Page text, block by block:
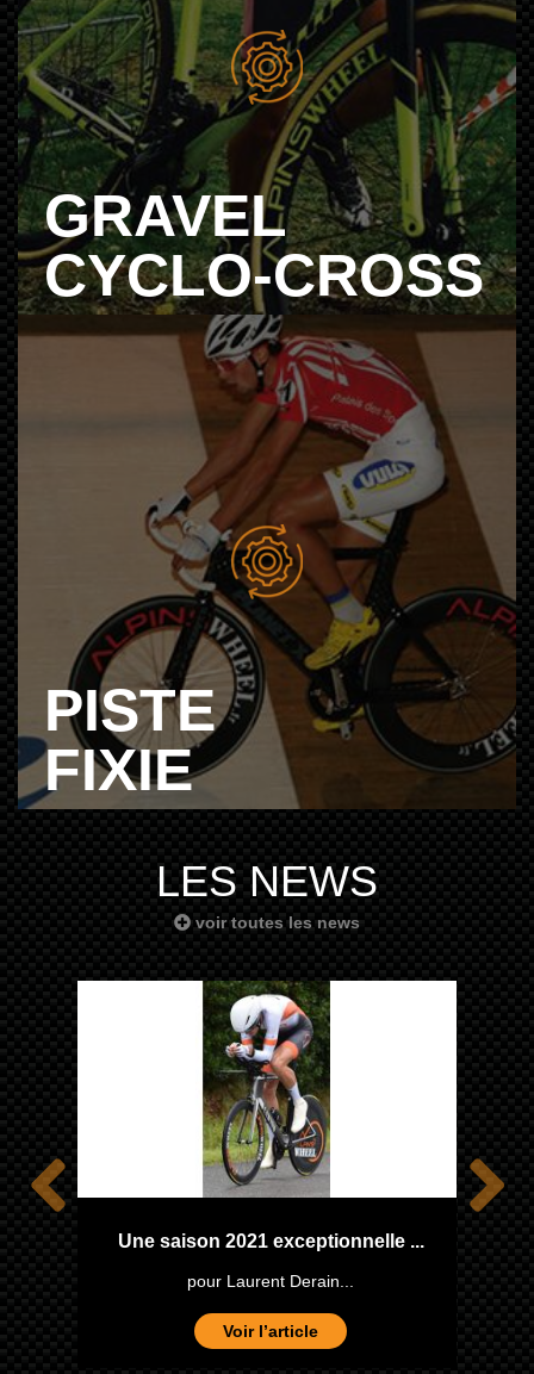
GRAVEL
CYCLO-CROSS
PISTE
FIXIE
LES NEWS
voir toutes les news
Une saison 2021 exceptionnelle ...
pour Laurent Derain...
Voir l’article